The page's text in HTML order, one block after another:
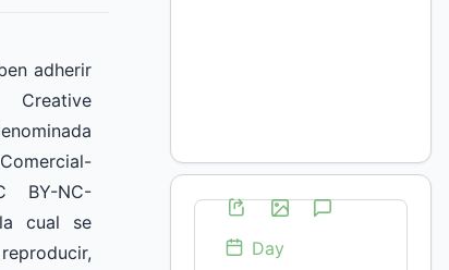
adherir
BY-NC-
cual se